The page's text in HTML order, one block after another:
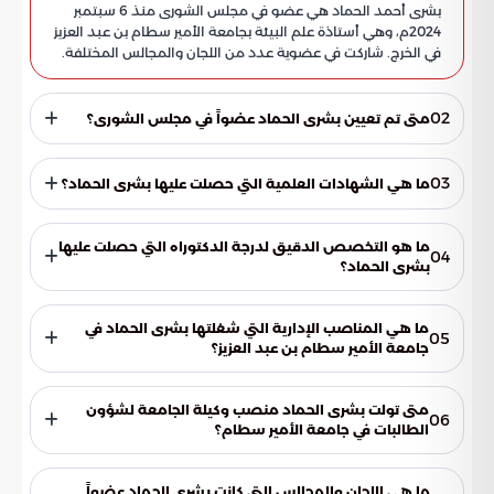
بشرى أحمد الحماد هي عضو في مجلس الشورى منذ 6 سبتمبر
2024م، وهي أستاذة علم البيئة بجامعة الأمير سطام بن عبد العزيز
في الخرج. شاركت في عضوية عدد من اللجان والمجالس المختلفة.
02متى تم تعيين بشرى الحماد عضواً في مجلس الشورى؟
تم تعيين بشرى الحماد عضواً في مجلس الشورى في 3 ربيع الأول
1446هـ الموافق 6 سبتمبر 2024م.03ما هي الشهادات العلمية التي حصلت عليها بشرى الحماد؟
حصلت بشرى الحماد على شهادة البكالوريوس في النبات والأحياء
الدقيقة من جامعة الملك سعود، ثم درجة الماجستير في النبات
تخصص علم البيئة النباتية من الجامعة نفسها، وأخيراً درجة
من جامعة الأميرة نورة بنت عبد الرحمن.
04ما هو التخصص الدقيق لدرجة الدكتوراه التي حصلت عليها
بشرى الحماد؟
تخصصت بشرى الحماد في علم البيئة النباتية ضمن درجة الدكتوراه
في الفلسفة بعلوم النبات.
05ما هي المناصب الإدارية التي شغلتها بشرى الحماد في
جامعة الأمير سطام بن عبد العزيز؟
شغلت بشرى الحماد منصب رئيس قسم الأحياء، ووكيلة كلية
العلوم والدراسات الإنسانية، ووكيلة الجامعة لشؤون الطالبات،
وكُلفت بمهام رئيس الجامعة، إضافة إلى إشرافها العام على شؤون06متى تولت بشرى الحماد منصب وكيلة الجامعة لشؤون
الطالبات في جامعة الأمير سطام؟
تولت بشرى الحماد منصب وكيلة الجامعة لشؤون الطالبات في
جامعة الأمير سطام من عام 1439هـ/2018م إلى 1445هـ/2023م.